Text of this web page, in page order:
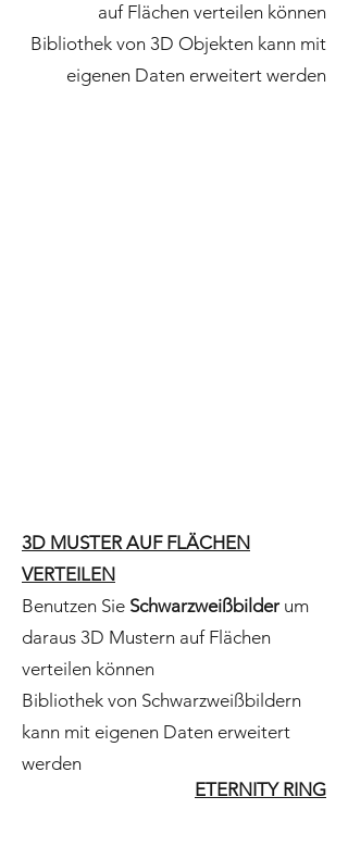
auf Flächen verteilen können
Bibliothek von 3D Objekten kann mit
eigenen Daten erweitert werden
3D MUSTER AUF FLÄCHEN
VERTEILEN
Benutzen Sie Schwarzweißbilder um
daraus 3D Mustern auf Flächen
verteilen können
Bibliothek von Schwarzweißbildern
kann mit eigenen Daten erweitert
werden
ETERNITY RING